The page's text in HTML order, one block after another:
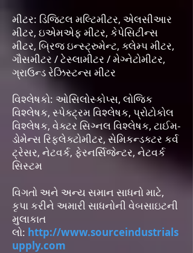
મીટર: ડિજિટલ મલ્ટિમીટર, એલસીઆર
મીટર, ઇએમએફ મીટર, કેપેસિટીન્સ
મીટર, બ્રિજ ઇન્સ્ટ્રુમેન્ટ, ક્લેમ્પ મીટર,
ગૌસમીટર / ટેસ્લામીટર / મેગ્નેટોમીટર,
ગ્રાઉન્ડ રેઝિસ્ટન્સ મીટર
વિશ્લેષકો: ઓસિલોસ્કોપ્સ, લોજિક
વિશ્લેષક, સ્પેક્ટ્રમ વિશ્લેષક, પ્રોટોકોલ
વિશ્લેષક, વેક્ટર સિગ્નલ વિશ્લેષક, ટાઈમ-
ડોમેન્સ રિફ્લેક્ટોમીટર, સેમિકન્ડક્ટર કર્વ
ટ્રેસર, નેટવર્ક, ફેરનર્સિજેન્ટર, નેટવર્ક
સિસ્ટમ
વિગતો અને અન્ય સમાન સાધનો માટે,
કૃપા કરીને અમારી સાધનોની વેબસાઇટની
મુલાકાત
લો: http://www.sourceindustrials
upply.com